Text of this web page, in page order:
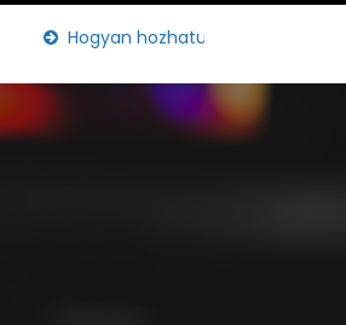
Hogyan hozhatunk békét és